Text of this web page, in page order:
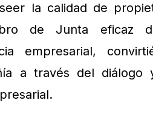
la calidad de
de Junta eficaz
empresarial,
a través del